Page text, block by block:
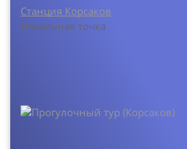
Станция Корсаков
Начальная точка